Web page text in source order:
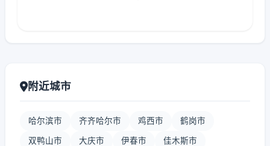
附近城市
哈尔滨市 齐齐哈尔市 鸡西市 鹤岗市
双鸭山市 大庆市 伊春市 佳木斯市